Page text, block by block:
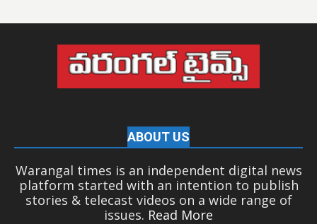
ABOUT US
Warangal times is an independent digital news
platform started with an intention to publish
stories & telecast videos on a wide range of
issues. Read More